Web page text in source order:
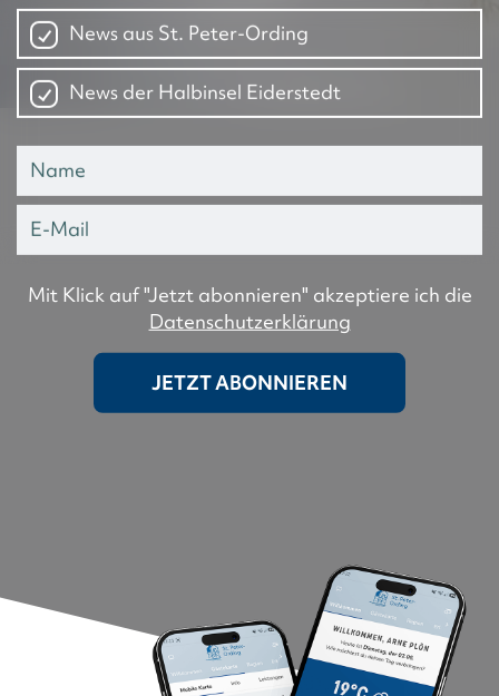
News aus St. Peter-Ording
News der Halbinsel Eiderstedt
Mit Klick auf "Jetzt abonnieren" akzeptiere ich die
Datenschutzerklärung